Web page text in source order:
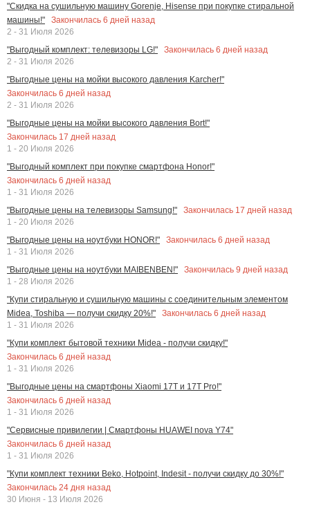
"Скидка на сушильную машину Gorenje, Hisense при покупке стиральной
машины!"
Закончилась 6 дней назад
2 - 31 Июля 2026
"Выгодный комплект: телевизоры LG!"
Закончилась 6 дней назад
2 - 31 Июля 2026
"Выгодные цены на мойки высокого давления Karcher!"
Закончилась 6 дней назад
2 - 31 Июля 2026
"Выгодные цены на мойки высокого давления Bort!"
Закончилась 17 дней назад
1 - 20 Июля 2026
"Выгодный комплект при покупке смартфона Honor!"
Закончилась 6 дней назад
1 - 31 Июля 2026
"Выгодные цены на телевизоры Samsung!"
Закончилась 17 дней назад
1 - 20 Июля 2026
"Выгодные цены на ноутбуки HONOR!"
Закончилась 6 дней назад
1 - 31 Июля 2026
"Выгодные цены на ноутбуки MAIBENBEN!"
Закончилась 9 дней назад
1 - 28 Июля 2026
"Купи стиральную и сушильную машины с соединительным элементом
Midea, Toshiba — получи скидку 20%!"
Закончилась 6 дней назад
1 - 31 Июля 2026
"Купи комплект бытовой техники Midea - получи скидку!"
Закончилась 6 дней назад
1 - 31 Июля 2026
"Выгодные цены на смартфоны Xiaomi 17T и 17T Pro!"
Закончилась 6 дней назад
1 - 31 Июля 2026
"Сервисные привилегии | Смартфоны HUAWEI nova Y74"
Закончилась 6 дней назад
1 - 31 Июля 2026
"Купи комплект техники Beko, Hotpoint, Indesit - получи скидку до 30%!"
Закончилась 24 дня назад
30 Июня - 13 Июля 2026